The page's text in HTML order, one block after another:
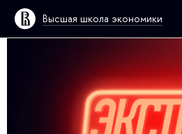
Высшая школа экономики